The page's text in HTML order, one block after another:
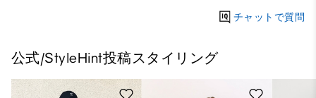
チャットで質問
公式/StyleHint投稿スタイリング